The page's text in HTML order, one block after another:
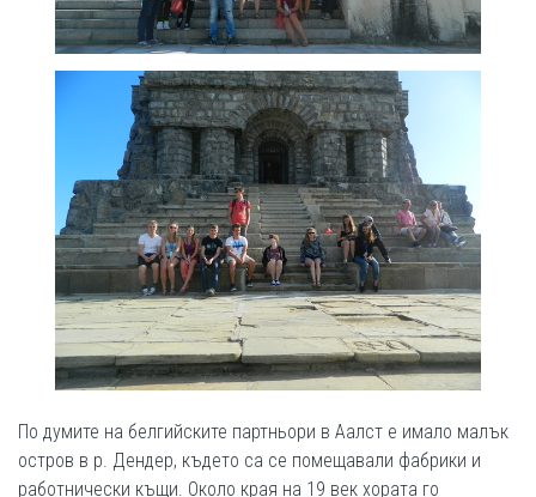
По думите на белгийските партньори в Аалст е имало малък
остров в р. Дендер, където са се помещавали фабрики и
работнически къщи. Около края на 19 век хората го